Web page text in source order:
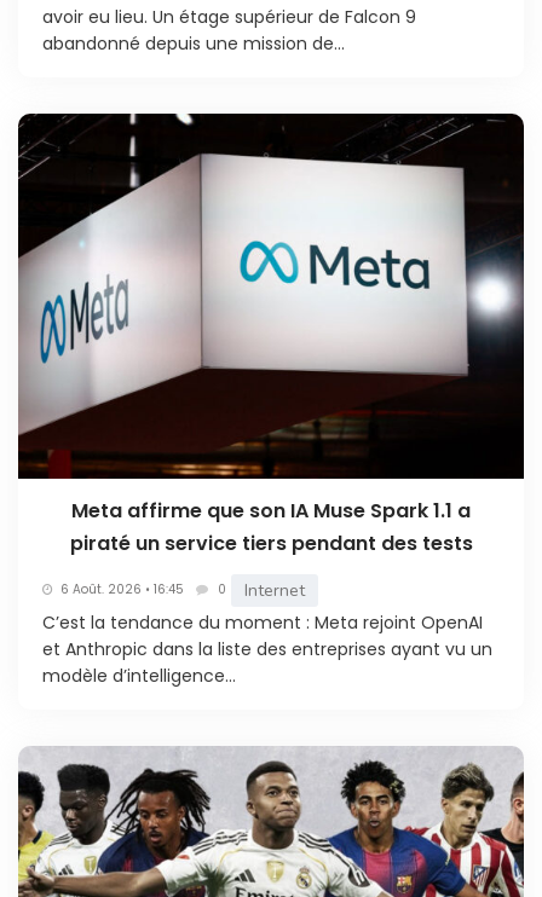
avoir eu lieu. Un étage supérieur de Falcon 9
abandonné depuis une mission de...
Meta affirme que son IA Muse Spark 1.1 a
piraté un service tiers pendant des tests
6 Août. 2026 • 16:45 0 Internet
C’est la tendance du moment : Meta rejoint OpenAI
et Anthropic dans la liste des entreprises ayant vu un
modèle d’intelligence...